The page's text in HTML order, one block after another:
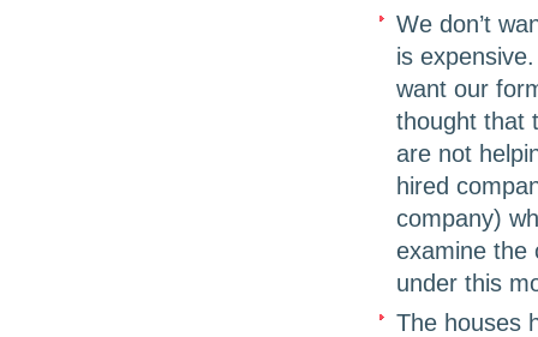
We don’t
is
want our
thought that
are not
hired
company)
examine the
under this
The houses